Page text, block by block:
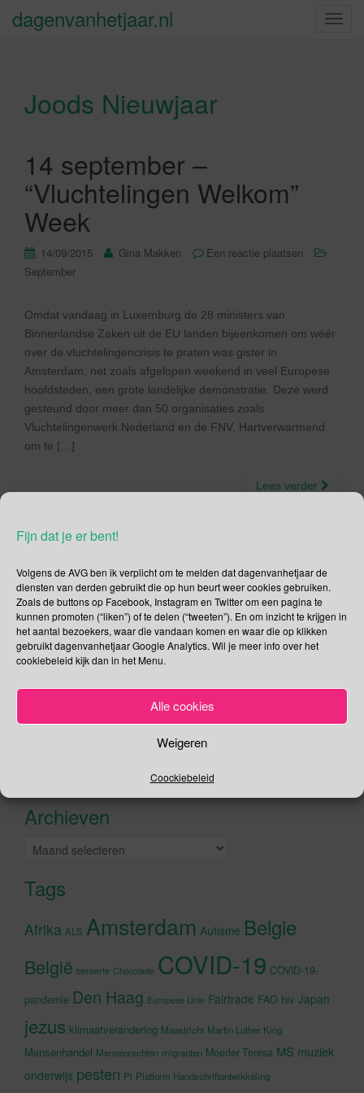
Fijn dat je er bent!
Volgens de AVG ben ik verplicht om te melden dat dagenvanhetjaar de
diensten van derden gebruikt die op hun beurt weer cookies gebruiken.
Zoals de buttons op Facebook, Instagram en Twitter om een pagina te
kunnen promoten (“liken”) of te delen (“tweeten”). En om inzicht te krijgen in
het aantal bezoekers, waar die vandaan komen en waar die op klikken
gebruikt dagenvanhetjaar Google Analytics. Wil je meer info over het
cookiebeleid kijk dan in het Menu.
Alle cookies
Weigeren
Coockiebeleid
S
dagenvanhetjaar.nl
Joods Nieuwjaar
14 september –
“Vluchtelingen Welkom”
Week
14/09/2015 Gina Makken
Een reactie plaatsen
September
Omdat vandaag in Luxemburg de 28 ministers van
Binnenlandse Zaken uit de EU landen bijeenkomen om wéér
over de vluchtelingencrisis te praten was gister in
Amsterdam, net zoals afgelopen weekend in veel Europese
hoofdsteden, een grote landelijke demonstratie. Deze werd
gesteund door meer dan 50 organisaties zoals
Vluchtelingenwerk Nederland en de FNV. Hartverwarmend
om te […]
Lees verder
Social Media
Je kunt me volgen op
Recente tweetsKlik om marketing cookies te
accepteren en deze inhoud in te
Archieven
Archieven
Tags
Afrika ALS Amsterdam Autisme Belgie
België beroerte Chocolade COVID-19 COVID-19-
pandemie Den Haag Europese Unie Fairtrade FAO hiv Japan
jezus klimaatverandering Maastricht Martin Luther King
Mensenhandel Mensenrechten migranten Moeder Teresa MS muziek
onderwijs pesten Pi Platform Handschriftontwikkeling